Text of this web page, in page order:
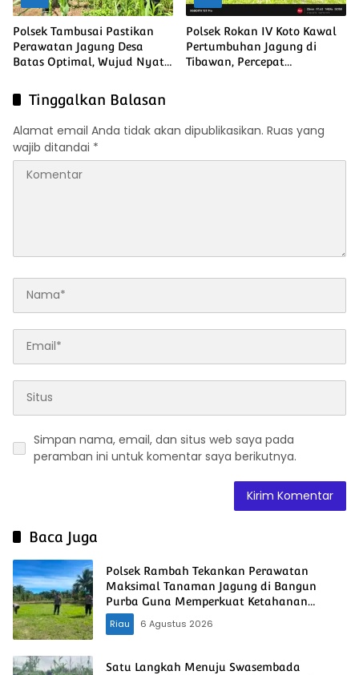
Polsek Tambusai Pastikan
Perawatan Jagung Desa
Batas Optimal, Wujud Nyata
Polsek Rokan IV Koto Kawal
Pertumbuhan Jagung di
Tibawan, Percepat
Tinggalkan Balasan
Alamat email Anda tidak akan dipublikasikan. Ruas yang
wajib ditandai *
Simpan nama, email, dan situs web saya pada
peramban ini untuk komentar saya berikutnya.
Baca Juga
Polsek Rambah Tekankan Perawatan
Maksimal Tanaman Jagung di Bangun
Purba Guna Memperkuat Ketahanan
Pangan Nasional
Riau 6 Agustus 2026
Satu Langkah Menuju Swasembada